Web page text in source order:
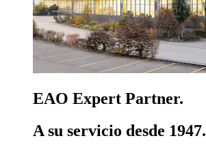
EAO Expert Partner.
A su servicio desde 1947.